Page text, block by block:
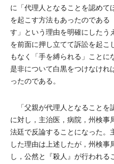
に「代理人となることを認めて
を起こす方法もあったのである
す」という理由を明確にしたう
を前面に押し立てて訴訟を起こ
もなく「手を縛られる」こと
是非について白黒をつけなけれ
ったのである。
「父親が代理人となることを
に対し，主治医，病院，州検事
法廷で反論することになった。
した理由は上述したが，州検事
し，公然と『殺人』が行われる